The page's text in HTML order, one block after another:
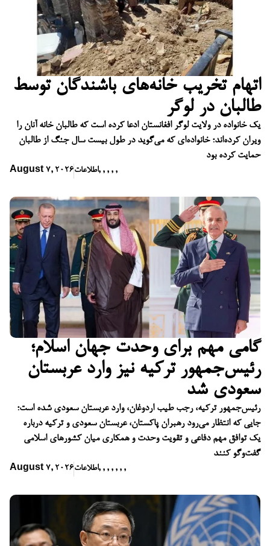
اتهام تخریب خانه‌های باشندگان توسط
طالبان در لوگر
یک خانواده در ولایت لوگر افغانستان ادعا کرده است که طالبان خانه آنان را
ویران کرده‌اند؛ خانواده‌ای که می‌گوید در طول بیست سال جنگ از طالبان
حمایت کرده بود
August 7, 2026اطلاعات, , , , ,
گامی مهم برای وحدت جهان اسلام؛
رئیس‌جمهور ترکیه نیز وارد عربستان
سعودی شد
رئیس‌جمهور ترکیه، رجب طیب اردوغان، وارد عربستان سعودی شده است؛
جایی که انتظار می‌رود رهبران پاکستان، عربستان سعودی و ترکیه درباره
یک توافق مهم دفاعی و تقویت وحدت و همکاری میان کشورهای اسلامی
گفت‌وگو کنند
August 7, 2026اطلاعات, , , , , , ,